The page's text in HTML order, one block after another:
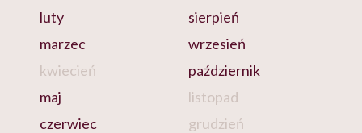
luty
marzec
kwiecień
maj
czerwiec
sierpień
wrzesień
październik
listopad
grudzień